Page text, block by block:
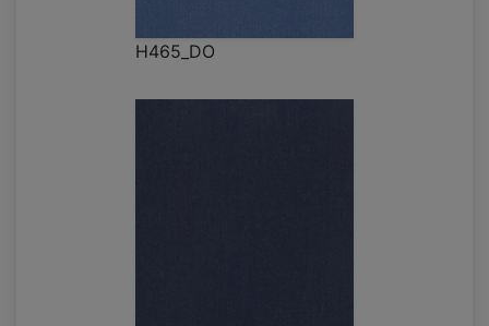
H465_DO